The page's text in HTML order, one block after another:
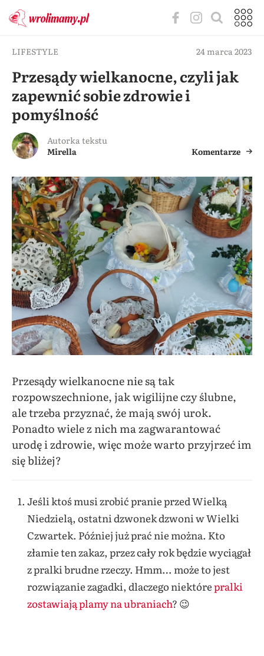
LIFESTYLE 24 marca 2023
Przesądy wielkanocne, czyli jak
zapewnić sobie zdrowie i
pomyślność
Autorka tekstu
Mirella
Komentarze
Przesądy wielkanocne nie są tak
rozpowszechnione, jak wigilijne czy ślubne,
ale trzeba przyznać, że mają swój urok.
Ponadto wiele z nich ma zagwarantować
urodę i zdrowie, więc może warto przyjrzeć im
się bliżej?
Jeśli ktoś musi zrobić pranie przed Wielką
Niedzielą, ostatni dzwonek dzwoni w Wielki
Czwartek. Później już prać nie można. Kto
złamie ten zakaz, przez cały rok będzie wyciągał
z pralki brudne rzeczy. Hmm… może to jest
rozwiązanie zagadki, dlaczego niektórepralki
zostawiają plamy na ubraniach? 😉